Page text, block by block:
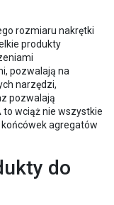
rozmiaru nakrętki
produkty
pozwalają na
narzędzi,
pozwalają
to wciąż nie wszystkie
agregatów
do